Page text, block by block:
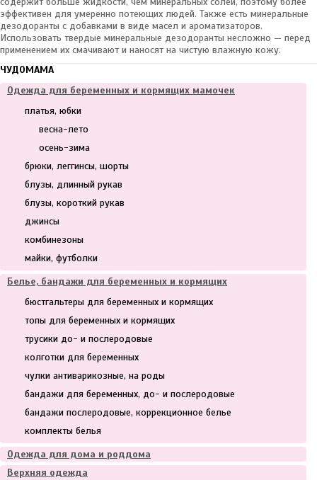
эффективен для умеренно потеющих людей. Также есть минеральные
дезодоранты с добавками в виде масел и ароматизаторов.
Использовать твердые минеральные дезодоранты несложно — перед
применением их смачивают и наносят на чистую влажную кожу.
ЧУДОМАМА
Одежда для беременных и кормящих мамочек
платья, юбки
весна-лето
осень-зима
брюки, леггинсы, шорты
блузы, длинный рукав
блузы, короткий рукав
джинсы
комбинезоны
майки, футболки
Белье, бандажи для беременных и кормящих
бюстгальтеры для беременных и кормящих
топы для беременных и кормящих
трусики до- и послеродовые
колготки для беременных
чулки антиварикозные, на роды
бандажи для беременных, до- и послеродовые
бандажи послеродовые, коррекционное белье
комплекты белья
Одежда для дома и роддома
Верхняя одежда